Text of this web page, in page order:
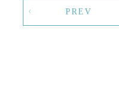
PREV